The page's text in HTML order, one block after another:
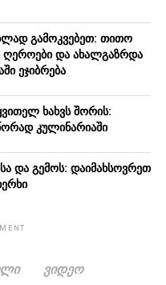
გამოკვებეთ: თითო
ღეროები და ახალგაზრდა
ეჯიბრება
ხახვს შორის:
კულინარიაში
და გემოს: დაიმახსოვრეთ
ᲕᲘᲓᲔᲝ